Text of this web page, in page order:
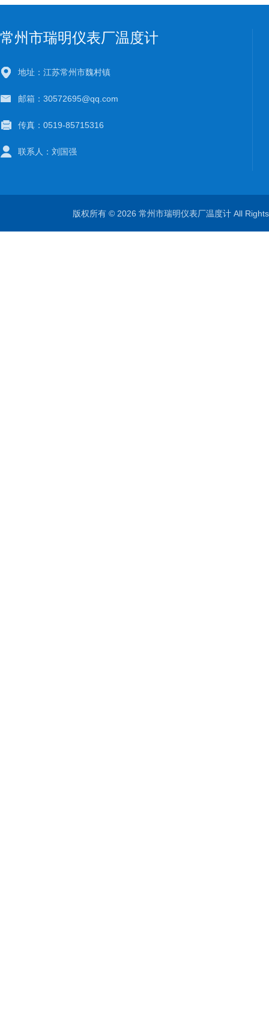
常州市瑞明仪表厂温度计
地址：江苏常州市魏村镇
邮箱：30572695@qq.com
传真：0519-85715316
联系人：刘国强
版权所有 © 2026 常州市瑞明仪表厂温度计 All